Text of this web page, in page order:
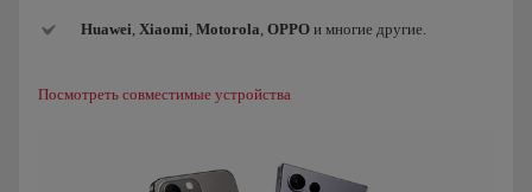
Huawei Xiaomi Motorola OPPO и многие другие.
Посмотреть совместимые устройства